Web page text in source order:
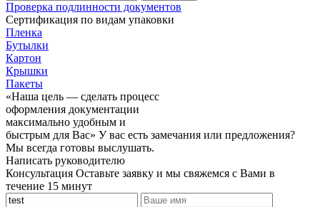
Проверка подлинности документов
Сертификация по видам упаковки
Пленка
Бутылки
Картон
Крышки
Пакеты
«Наша цель — сделать процесс
оформления документации
максимально удобным и
быстрым для Вас» У вас есть замечания или предложения?
Мы всегда готовы выслушать.
Написать руководителю
Консультация Оставьте заявку и мы свяжемся с Вами в
течение 15 минут